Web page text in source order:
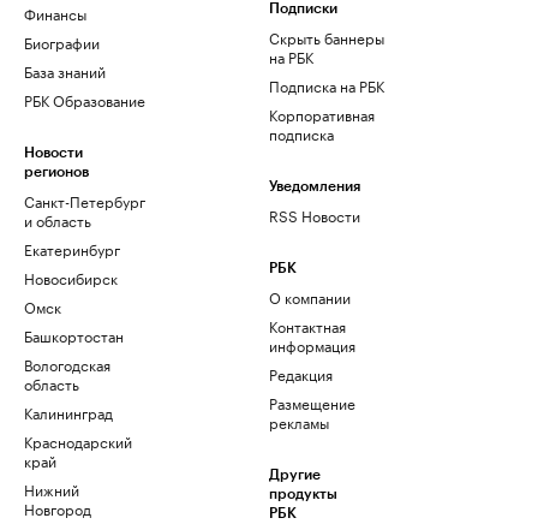
Финансы
Биографии
База знаний
РБК Образование
Новости
регионов
Санкт-Петербург
и область
Екатеринбург
Новосибирск
Омск
Башкортостан
Вологодская
область
Калининград
Краснодарский
край
Нижний
Новгород
Подписки
Скрыть баннеры
на РБК
Подписка на РБК
Корпоративная
подписка
Уведомления
RSS Новости
РБК
О компании
Контактная
информация
Редакция
Размещение
рекламы
Другие
продукты
РБК